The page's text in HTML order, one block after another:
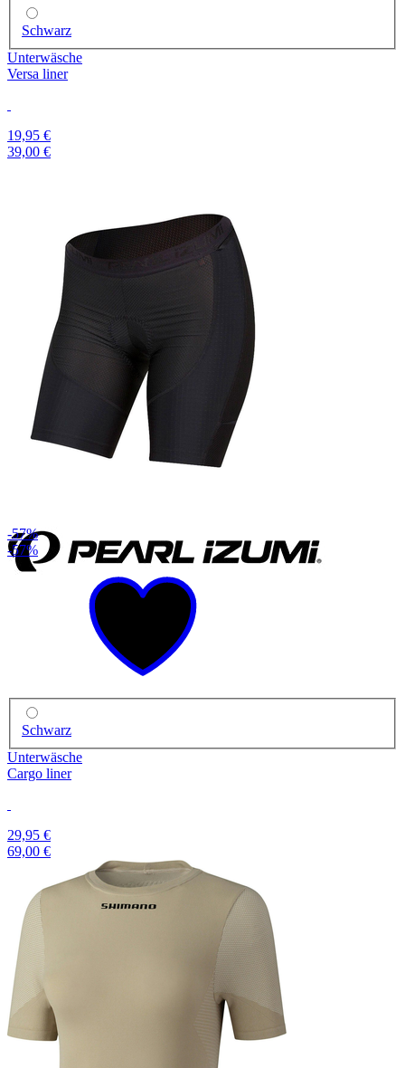
Schwarz
Unterwäsche
Versa liner
19,95 €
39,00 €
-57%
-57%
Schwarz
Unterwäsche
Cargo liner
29,95 €
69,00 €